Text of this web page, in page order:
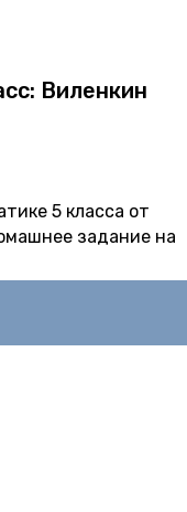
Виленкин
5 класса от
задание на